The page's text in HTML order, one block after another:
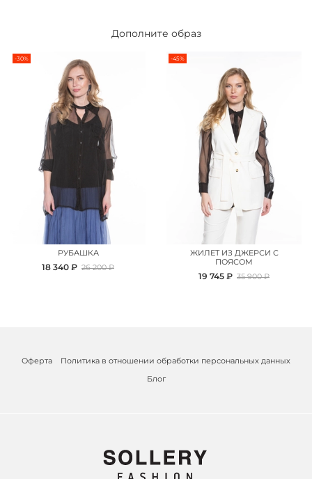
Дополните образ
-30%
РУБАШКА
18 340 ₽ 26 200 ₽
-45%
ЖИЛЕТ ИЗ ДЖЕРСИ С
ПОЯСОМ
19 745 ₽ 35 900 ₽
Оферта
Политика в отношении обработки персональных данных
Блог